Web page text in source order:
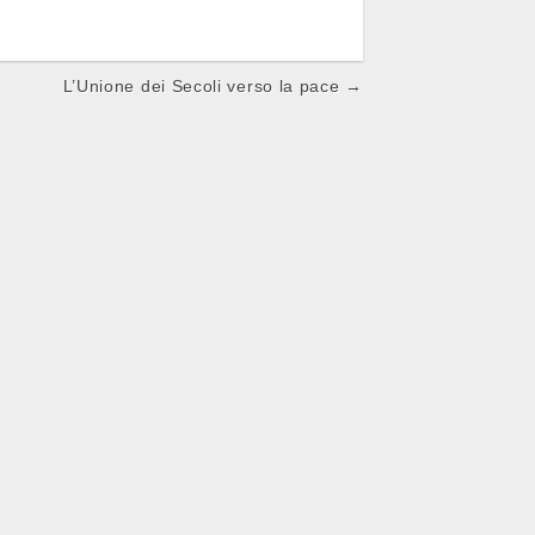
L’Unione dei Secoli verso la pace →